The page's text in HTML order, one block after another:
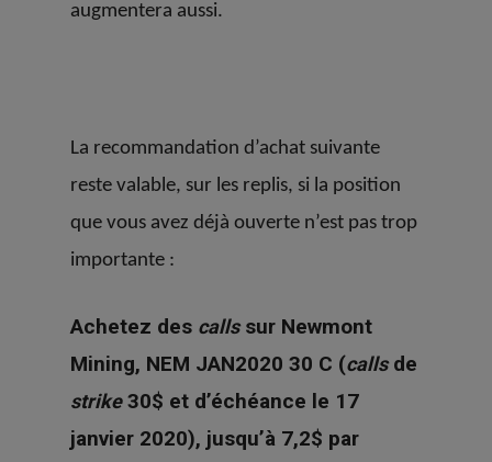
augmentera aussi.
La recommandation d’achat suivante
reste valable, sur les replis, si la position
que vous avez déjà ouverte n’est pas trop
importante :
Achetez des callssur Newmont
Mining, NEM JAN2020 30 C (callsde
strike30$ et d’échéance le 17
janvier 2020), jusqu’à 7,2$ par